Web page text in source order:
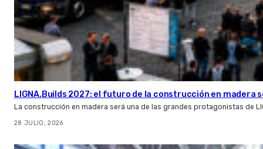
LIGNA.Builds 2027: el futuro de la construcción en madera
La construcción en madera será una de las grandes protagonistas de
28 JULIO, 2026